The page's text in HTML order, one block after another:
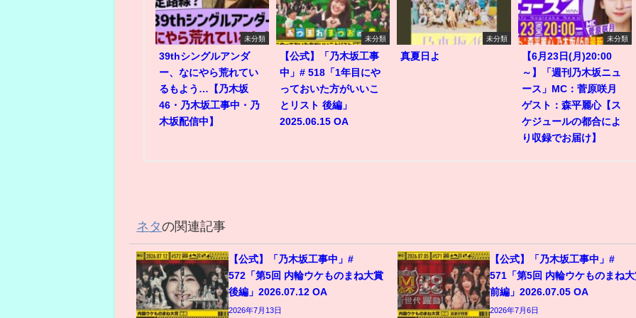
未分類
39thシングルアンダ
ー、なにやら荒れてい
るもよう…【乃木坂
46・乃木坂工事中・乃
木坂配信中】
未分類
【公式】「乃木坂工事
中」# 518「1年目にや
っておいた方がいいこ
とリスト 後編」
2025.06.15 OA
未分類
真夏日よ
未分類
【6月23日(月)20:00
～】「週刊乃木坂ニュ
ース」MC：菅原咲月
ゲスト：森平麗心【ス
ケジュールの都合によ
り収録でお届け】
ネタの関連記事
【公式】「乃木坂工事中」#
572「第5回 内輪ウケものまね大賞
後編」2026.07.12 OA
2026年7月13日
【公式】「乃木坂工事中」#
571「第5回 内輪ウケものまね大
前編」2026.07.05 OA
2026年7月6日